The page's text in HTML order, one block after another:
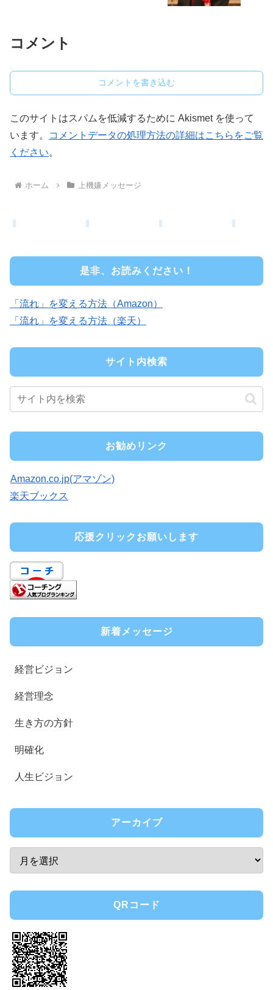
コメント
コメントを書き込む
このサイトはスパムを低減するために Akismet を使って
います。
コメントデータの処理方法の詳細はこちらをご覧
ください。
ホーム 上機嫌メッセージ
是非、お読みください！
「流れ」を変える方法（Amazon）
「流れ」を変える方法（楽天）
サイト内検索
お勧めリンク
Amazon.co.jp(アマゾン)
楽天ブックス
応援クリックお願いします
新着メッセージ
経営ビジョン
経営理念
生き方の方針
明確化
人生ビジョン
アーカイブ
QRコード